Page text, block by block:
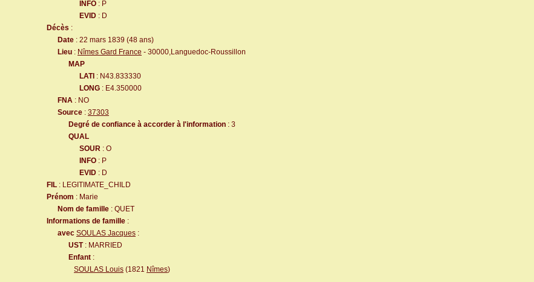
INFO : P
EVID : D
Décès :
Date : 22 mars 1839 (48 ans)
Lieu : Nîmes Gard France - 30000,Languedoc-Roussillon
MAP
LATI : N43.833330
LONG : E4.350000
FNA : NO
Source : 37303
Degré de confiance à accorder à l'information : 3
QUAL
SOUR : O
INFO : P
EVID : D
FIL : LEGITIMATE_CHILD
Prénom : Marie
Nom de famille : QUET
Informations de famille :
avec SOULAS Jacques :
UST: MARRIED
Enfant :
SOULAS Louis (1821 Nîmes)